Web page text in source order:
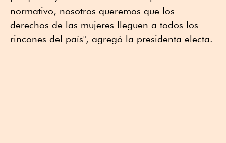
normativo, nosotros queremos que los
derechos de las mujeres lleguen a todos los
rincones del país", agregó la presidenta electa.